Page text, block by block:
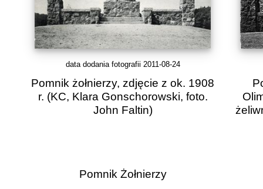
data dodania fotografii 2011-08-24
Pomnik żołnierzy, zdjęcie z ok. 1908
r. (KC, Klara Gonschorowski, foto.
John Faltin)
Pomnik Żołnierzy